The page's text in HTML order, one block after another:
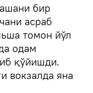
бир
асраб
томон йўл
одам
қўйишди.
вокзалда яна